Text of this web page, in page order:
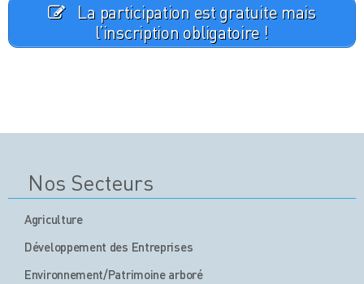
La participation est gratuite mais
l’inscription obligatoire !
Nos Secteurs
Agriculture
Développement des Entreprises
Environnement/Patrimoine arboré